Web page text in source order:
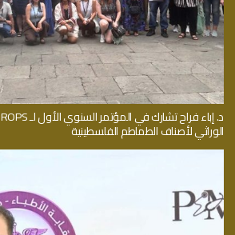
الوراثي لأصناف الطماطم الفلسطينية